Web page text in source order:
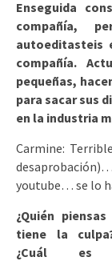
Enseguida
compañía,
autoeditasteis
compañía.
pequeñas,
para sacar sus
en la industria
Carmine:
youtube… se lo
¿Quién piensas
tiene la
¿Cuál